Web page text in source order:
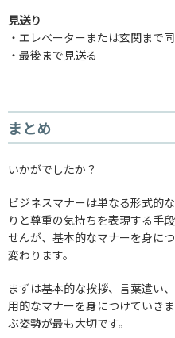
見送り
・エレベーターまたは玄関まで
・最後まで見送る
まとめ
いかがでしたか？
ビジネスマナーは単なる形式的
りと尊重の気持ちを表現する手
せんが、基本的なマナーを身に
変わります。
まずは基本的な挨拶、言葉遣い
用的なマナーを身につけていき
ぶ姿勢が最も大切です。